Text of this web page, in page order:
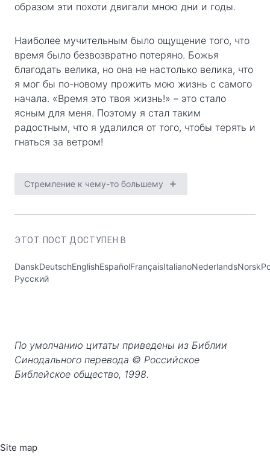
образом эти похоти двигали мною дни и годы.
Наиболее мучительным было ощущение того, что
время было безвозвратно потеряно. Божья
благодать велика, но она не настолько велика, что
я мог бы по-новому прожить мою жизнь с самого
начала. «Время это твоя жизнь!» – это стало
ясным для меня. Поэтому я стал таким
радостным, что я удалился от того, чтобы терять и
гнаться за ветром!
Стремление к чему-то большему
ЭТОТ ПОСТ ДОСТУПЕН В
Русский
По умолчанию цитаты приведены из Библии
Синодального перевода © Российское
Библейское общество, 1998.
Site map